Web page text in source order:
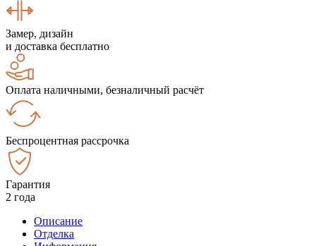
Замер, дизайн
и доставка бесплатно
Оплата наличными, безналичный расчёт
Беспроцентная рассрочка
Гарантия
2 года
Описание
Отделка